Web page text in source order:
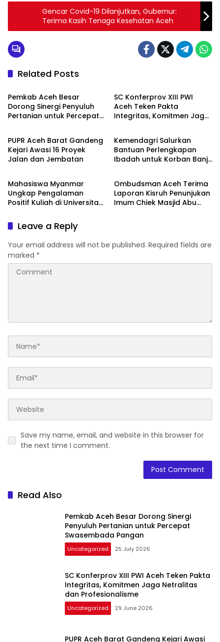
Gencar Covid-19 Dilanjutkan, Gubernur:
Terima Kasih Tenaga Kesehatan Aceh
Related Posts
Uncategorized
Pemkab Aceh Besar
Dorong Sinergi Penyuluh
Pertanian untuk Percepat
SC Konferprov XIII PWI
Aceh Teken Pakta
Integritas, Komitmen Jaga
Uncategorized
PUPR Aceh Barat Gandeng
Kejari Awasi 16 Proyek
Jalan dan Jembatan
Uncategorized
Kemendagri Salurkan
Bantuan Perlengkapan
Ibadah untuk Korban Banjir
Uncategorized
Mahasiswa Myanmar
Ungkap Pengalaman
Positif Kuliah di Universitas
Kehangatan Masyarakat
Aceh
Uncategorized
Ombudsman Aceh Terima
Laporan Kisruh Penunjukan
Imum Chiek Masjid Abu
Leave a Reply
Your email address will not be published. Required fields are
marked *
Save my name, email, and website in this browser for
the next time I comment.
Read Also
Pemkab Aceh Besar Dorong Sinergi
Penyuluh Pertanian untuk Percepat
Swasembada Pangan
Uncategorized 25 July 2026
SC Konferprov XIII PWI Aceh Teken Pakta
Integritas, Komitmen Jaga Netralitas
dan Profesionalisme
Uncategorized 29 June 2026
PUPR Aceh Barat Gandeng Kejari Awasi